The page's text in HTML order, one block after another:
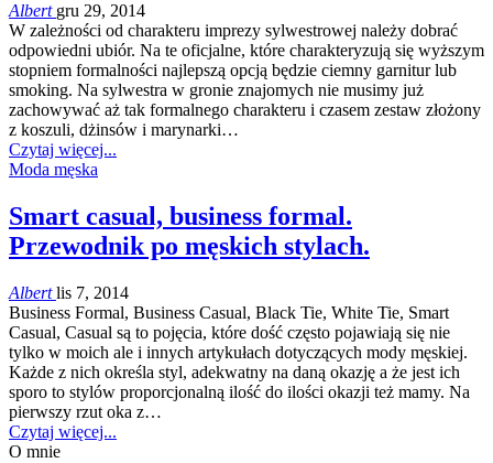
Albert gru 29, 2014
W zależności od charakteru imprezy sylwestrowej należy dobrać
odpowiedni ubiór. Na te oficjalne, które charakteryzują się wyższym
stopniem formalności najlepszą opcją będzie ciemny garnitur lub
smoking. Na sylwestra w gronie znajomych nie musimy już
zachowywać aż tak formalnego charakteru i czasem zestaw złożony
z koszuli, dżinsów i marynarki…
Czytaj więcej...
Moda męska
Smart casual, business formal.
Przewodnik po męskich stylach.
Albertlis 7, 2014
Business Formal, Business Casual, Black Tie, White Tie, Smart
Casual, Casual są to pojęcia, które dość często pojawiają się nie
tylko w moich ale i innych artykułach dotyczących mody męskiej.
Każde z nich określa styl, adekwatny na daną okazję a że jest ich
sporo to stylów proporcjonalną ilość do ilości okazji też mamy. Na
pierwszy rzut oka z…
Czytaj więcej...
O mnie